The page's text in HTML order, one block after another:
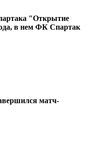
"Открытие
в нем ФК Спартак
матч-